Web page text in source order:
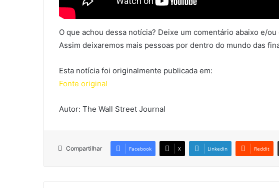
O que achou dessa notícia? Deixe um comentário abaixo e/
Assim deixaremos mais pessoas por dentro do mundo das
Esta notícia foi originalmente publicada em:
Fonte original
Autor: The Wall Street Journal
Compartilhar Facebook X Linkedin Reddit